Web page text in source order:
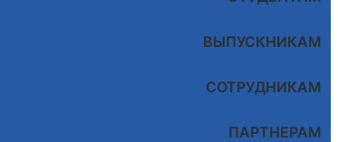
ВЫПУСКНИКАМ
СОТРУДНИКАМ
ПАРТНЕРАМ